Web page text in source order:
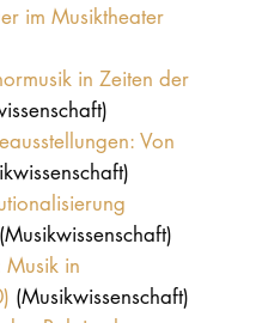
im Musiktheater
in Zeiten der
Von
(Musikwissenschaft)
in
(Musikwissenschaft)